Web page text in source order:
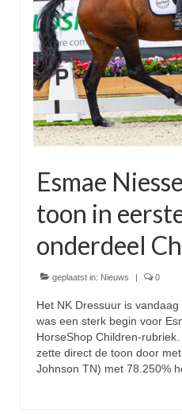
Esmae
toon in
onderdeel
geplaatst in: Nieuws | 0
Het NK Dressuur is
was een sterk begin voor
HorseShop Children-
zette direct de toon door
Johnson TN) met 78.250%